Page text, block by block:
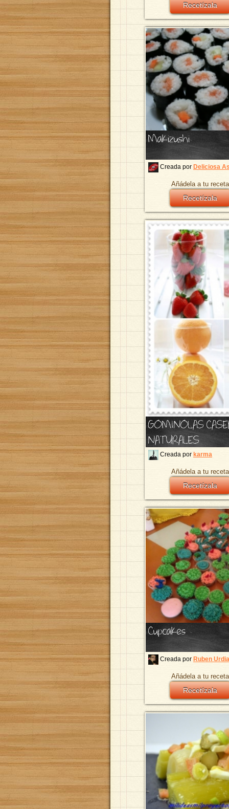
Recetízala
Makizushi
Creada por Deliciosa
Añádela a tu
Recetízala
GOMINOLAS
NATURALES
Creada por karma
Añádela a tu
Recetízala
Cupcakes
Creada por Ruben
Añádela a tu
Recetízala